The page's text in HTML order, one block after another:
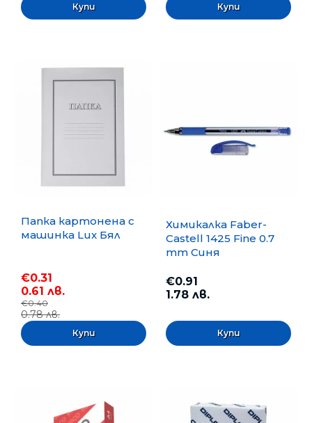
Папка картонена с
машинка Lux Бял
€0.31
0.61 лв.
€0.40
0.78 лв.
Химикалка Faber-
Castell 1425 Fine 0.7
mm Синя
€0.91
1.78 лв.